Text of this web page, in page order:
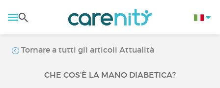
Tornare a tutti gli articoli Attualità
CHE COS'È LA MANO DIABETICA?